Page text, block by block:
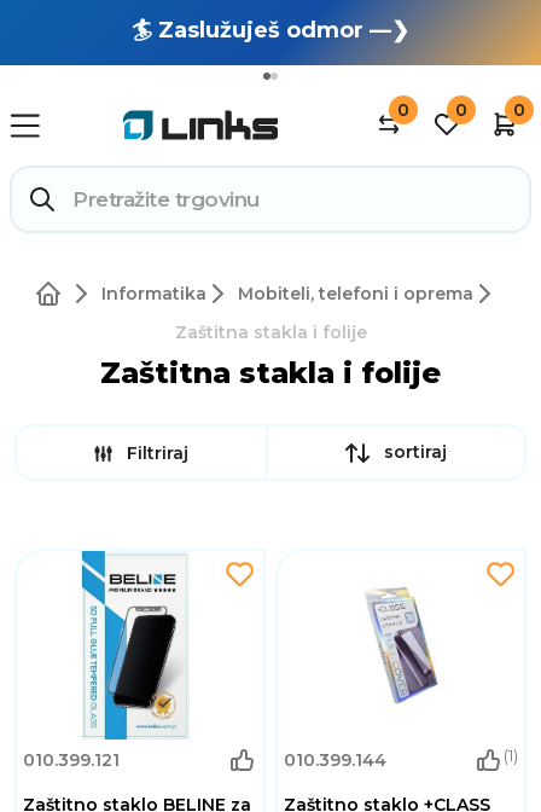
🏄 Zaslužuješ odmor —❯
🔥 OUTLET: TOTALNA RASPRODAJA —❯
0 0 0
Informatika
Mobiteli, telefoni i oprema
Zaštitna stakla i folije
Zaštitna stakla i folije
Filtriraj sortiraj
010.399.121
Zaštitno staklo BELINE za
010.399.144 (1)
Zaštitno staklo +CLASS